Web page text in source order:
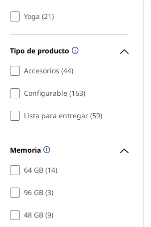
Yoga (21)
Tipo de producto
Accesorios (44)
Configurable (163)
Lista para entregar (59)
Memoria
64 GB (14)
96 GB (3)
48 GB (9)